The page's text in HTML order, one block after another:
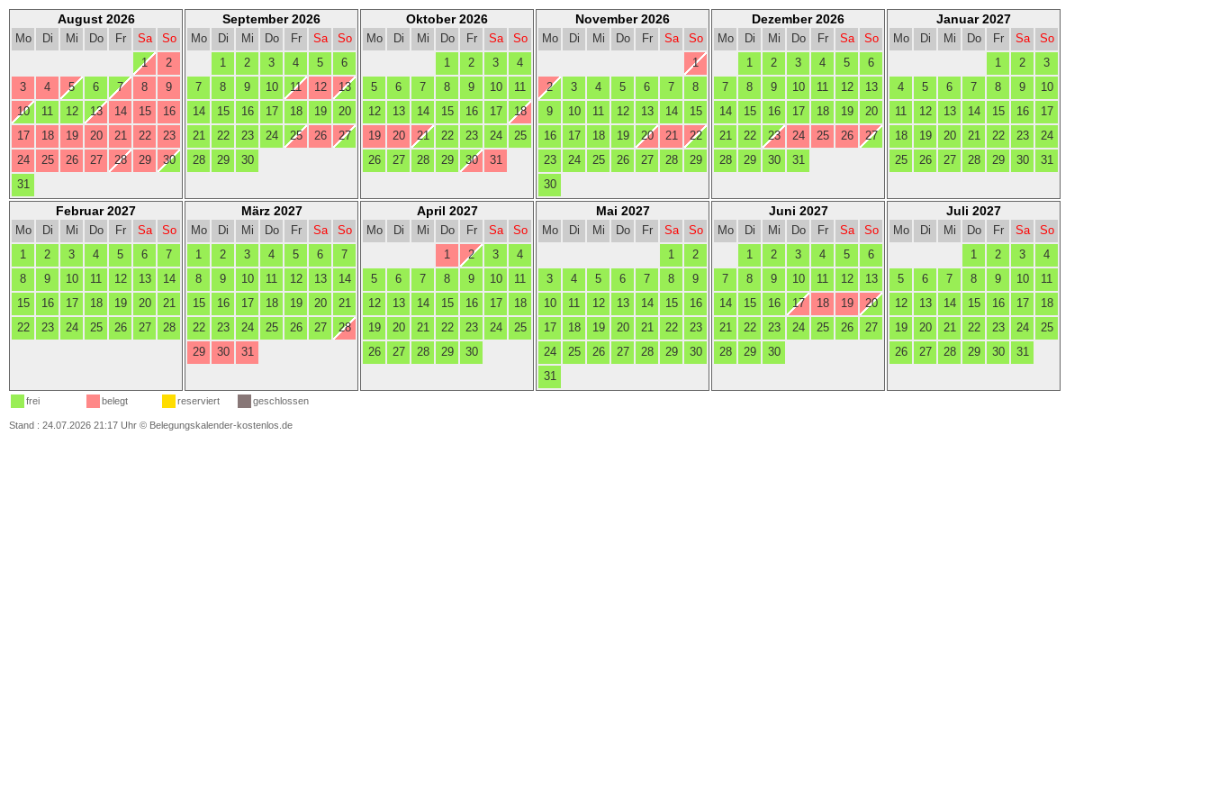
August 2026
Mo Di Mi Do Fr Sa
So
1
2
3
4 5 6 7 8
9
10
11 12 13 14 15
16
17
18 19 20 21 22
23
24
25 26 27 28 29
30
31
September 2026
Mo Di Mi Do Fr Sa
So
1
2 3 4 5
6
7
8 9 10 11 12
13
14
15 16 17 18 19
20
21
22 23 24 25 26
27
28
29 30
Oktober 2026
Mo Di Mi Do Fr Sa
So
1
2 3
4
5
6 7 8 9 10
11
12
13 14 15 16 17
18
19
20 21 22 23 24
25
26
27 28 29 30 31
November 2026
Mo Di Mi Do Fr Sa
So
1
2
3 4 5 6 7
8
9
10 11 12 13 14
15
16
17 18 19 20 21
22
23
24 25 26 27 28
29
30
Dezember 2026
Mo Di Mi Do Fr Sa
So
1
2 3 4 5
6
7
8 9 10 11 12
13
14
15 16 17 18 19
20
21
22 23 24 25 26
27
28
29 30 31
Januar 2027
Mo Di Mi Do Fr Sa
So
1
2
3
4
5 6 7 8 9
10
11
12 13 14 15 16
17
18
19 20 21 22 23
24
25
26 27 28 29 30 31
Februar 2027
Mo Di Mi Do Fr Sa
So
1
2 3 4 5 6
7
8
9 10 11 12 13
14
15
16 17 18 19 20
21
22
23 24 25 26 27 28
März 2027
Mo Di Mi Do Fr Sa
So
1
2 3 4 5 6
7
8
9 10 11 12 13
14
15
16 17 18 19 20
21
22
23 24 25 26 27
28
29
30 31
April 2027
Mo Di Mi Do Fr Sa
So
1
2 3
4
5
6 7 8 9 10
11
12
13 14 15 16 17
18
19
20 21 22 23 24
25
26
27 28 29 30
Mai 2027
Mo Di Mi Do Fr Sa
So
1
2
3
4 5 6 7 8
9
10
11 12 13 14 15
16
17
18 19 20 21 22
23
24
25 26 27 28 29
30
31
Juni 2027
Mo Di Mi Do Fr Sa
So
1
2 3 4 5
6
7
8 9 10 11 12
13
14
15 16 17 18 19
20
21
22 23 24 25 26
27
28
29 30
Juli 2027
Mo Di Mi Do Fr Sa
So
1
2 3
4
5
6 7 8 9 10
11
12
13 14 15 16 17
18
19
20 21 22 23 24
25
26
27 28 29 30 31
frei belegt reserviert geschlossen
Stand : 24.07.2026 21:17 Uhr © Belegungskalender-kostenlos.de